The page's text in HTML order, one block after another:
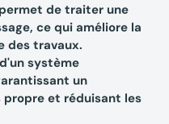
permet de traiter une
ce qui améliore la
des travaux.
système
un
et réduisant les